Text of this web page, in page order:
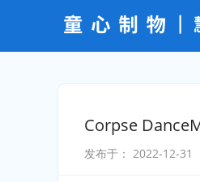
Corpse
发布于： 2022-12-31